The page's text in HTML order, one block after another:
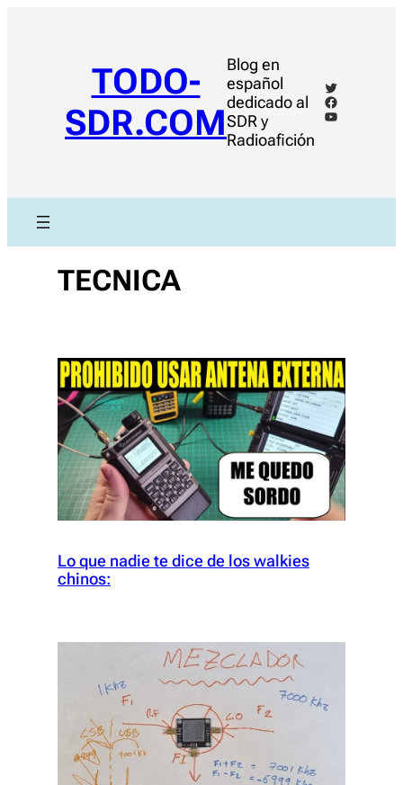
TODO-
SDR.COM
Blog en
español
dedicado al
SDR y
Radioafición
Twitter
Facebook
YouTube
TECNICA
Lo que nadie te dice de los walkies
chinos: